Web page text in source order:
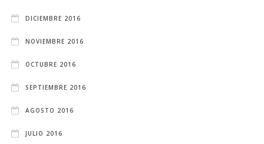
DICIEMBRE 2016
NOVIEMBRE 2016
OCTUBRE 2016
SEPTIEMBRE 2016
AGOSTO 2016
JULIO 2016